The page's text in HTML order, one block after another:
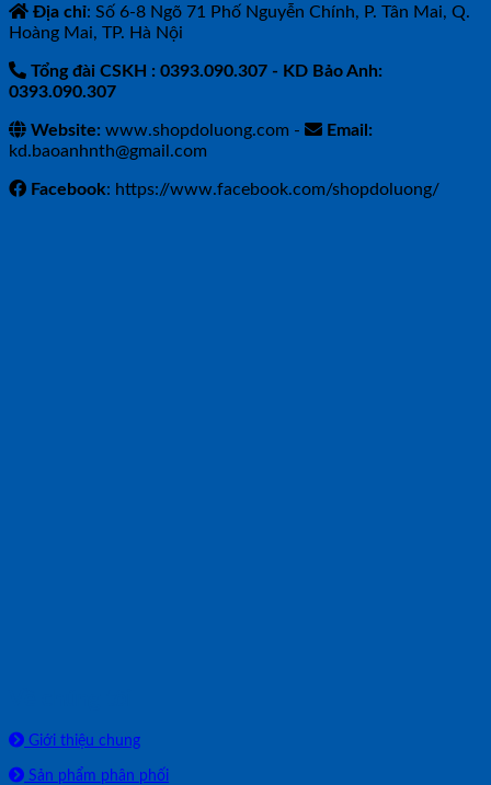
Địa chỉ: Số 6-8 Ngõ 71 Phố Nguyễn Chính, P. Tân Mai, Q.
Hoàng Mai, TP. Hà Nội
Tổng đài CSKH : 0393.090.307 - KD Bảo Anh:
0393.090.307
Website: www.shopdoluong.com -
Email:
kd.baoanhnth@gmail.com
Facebook: https://www.facebook.com/shopdoluong/
Giới thiệu chung
Sản phẩm phân phối